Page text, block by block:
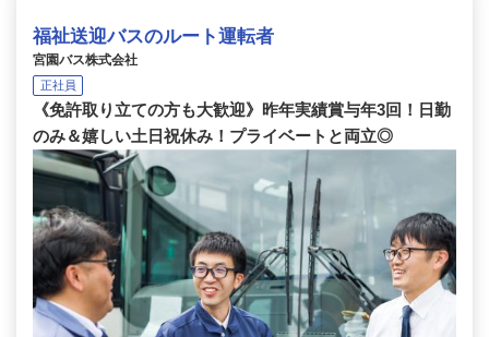
福祉送迎バスのルート運転者
宮園バス株式会社
正社員
《免許取り立ての方も大歓迎》昨年実績賞与年3回！日勤
のみ＆嬉しい土日祝休み！プライベートと両立◎